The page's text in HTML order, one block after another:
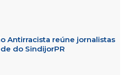
Antirracista reúne jornalistas
do SindijorPR